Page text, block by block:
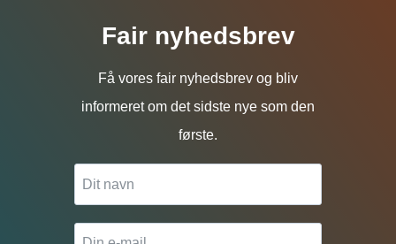
Fair nyhedsbrev
Få vores fair nyhedsbrev og bliv
informeret om det sidste nye som den
første.